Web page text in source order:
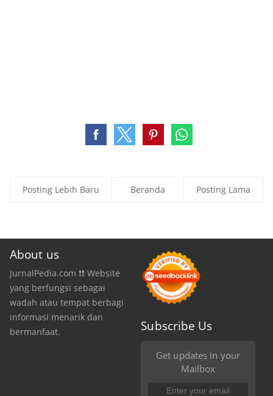
Posting Lebih Baru Posting Lama
Beranda
About us
JurnalPedia.com ❗❗ Website
yang berfungsi sebagai
wadah atau tempat berbagi
informasi menarik dan
bermanfaat.
Subscribe Us
Get updates in your
Mailbox